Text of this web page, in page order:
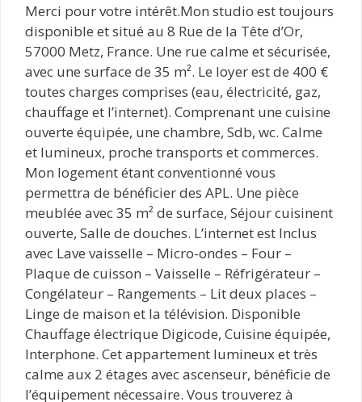
Merci pour votre intérêt.Mon studio est toujours
disponible et situé au 8 Rue de la Tête d’Or,
57000 Metz, France. Une rue calme et sécurisée,
avec une surface de 35 m². Le loyer est de 400 €
toutes charges comprises (eau, électricité, gaz,
chauffage et l’internet). Comprenant une cuisine
ouverte équipée, une chambre, Sdb, wc. Calme
et lumineux, proche transports et commerces.
Mon logement étant conventionné vous
permettra de bénéficier des APL. Une pièce
meublée avec 35 m² de surface, Séjour cuisinent
ouverte, Salle de douches. L’internet est Inclus
avec Lave vaisselle – Micro-ondes – Four –
Plaque de cuisson – Vaisselle – Réfrigérateur –
Congélateur – Rangements – Lit deux places –
Linge de maison et la télévision. Disponible
Chauffage électrique Digicode, Cuisine équipée,
Interphone. Cet appartement lumineux et très
calme aux 2 étages avec ascenseur, bénéficie de
l’équipement nécessaire. Vous trouverez à